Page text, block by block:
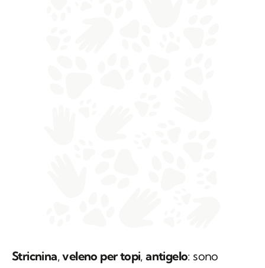
Stricnina,veleno per topi,antigelo: sono